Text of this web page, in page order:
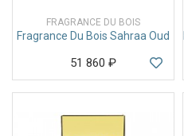
FRAGRANCE DU BOIS
Fragrance Du Bois Sahraa Oud
51 860 ₽